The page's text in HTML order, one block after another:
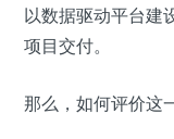
以数据驱动平台建
项目交付。
那么，如何评价这